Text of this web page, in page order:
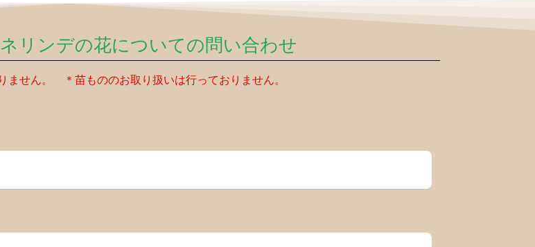
リンデの花についての問い合わせ
ません。 ＊苗もののお取り扱いは行っておりません。